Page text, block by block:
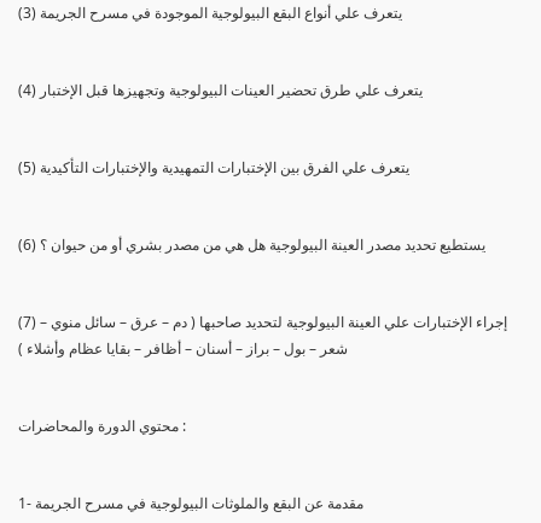
(3) يتعرف علي أنواع البقع البيولوجية الموجودة في مسرح الجريمة
(4) يتعرف علي طرق تحضير العينات البيولوجية وتجهيزها قبل الإختبار
(5) يتعرف علي الفرق بين الإختبارات التمهيدية والإختبارات التأكيدية
(6) يستطيع تحديد مصدر العينة البيولوجية هل هي من مصدر بشري أو من حيوان ؟
(7) إجراء الإختبارات علي العينة البيولوجية لتحديد صاحبها ( دم – عرق – سائل منوي –
شعر – بول – براز – أسنان – أظافر – بقايا عظام وأشلاء )
محتوي الدورة والمحاضرات :
1- مقدمة عن البقع والملوثات البيولوجية في مسرح الجريمة